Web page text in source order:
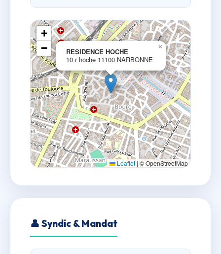
RESIDENCE HOCHE
10 r hoche 11100 NARBONNE
×
+
−
Leaflet | © OpenStreetMap
👤 Syndic & Mandat